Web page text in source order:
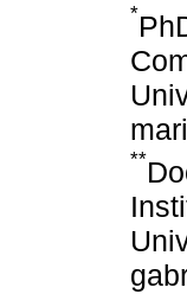
*
**